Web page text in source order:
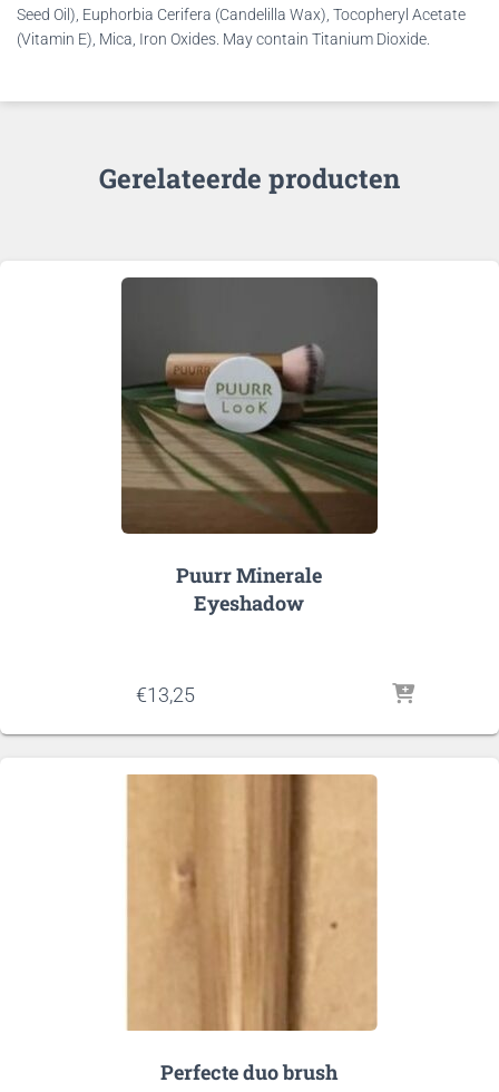
Seed Oil), Euphorbia Cerifera (Candelilla Wax), Tocopheryl Acetate
(Vitamin E), Mica, Iron Oxides. May contain Titanium Dioxide.
Gerelateerde producten
Puurr Minerale
Eyeshadow
€13,25
Perfecte duo brush